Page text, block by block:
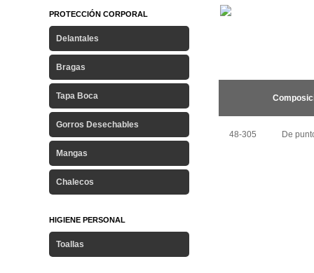
48-305 De
PROTECCIÓN CORPORAL
Delantales
Bragas
Tapa Boca
Gorros Desechables
Mangas
Chalecos
HIGIENE PERSONAL
Toallas